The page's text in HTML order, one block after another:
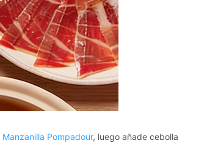
Manzanilla Pompadour, luego añade cebolla